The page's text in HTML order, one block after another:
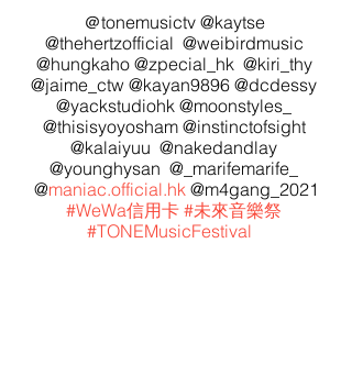
＠tonemusictv @kaytse
@thehertzofficial  @weibirdmusic
@hungkaho @zpecial_hk  @kiri_thy
@jaime_ctw @kayan9896 @dcdessy
@yackstudiohk @moonstyles_
@thisisyoyosham @instinctofsight
@kalaiyuu  @nakedandlay
@younghysan  @_marifemarife_
@maniac.official.hk @m4gang_2021
#WeWa信用卡 #未來音樂祭
#TONEMusicFestival